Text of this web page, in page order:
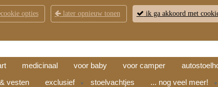
KLANTENSERVICE CONTACT OPENINGSTIJDEN RETOUR
medicinaal voor baby voor camper
vesten exclusief ▼ stoelvachtjes ... nog veel meer! ▼
cookie opties later opnieuw tonen ik ga akkoord met